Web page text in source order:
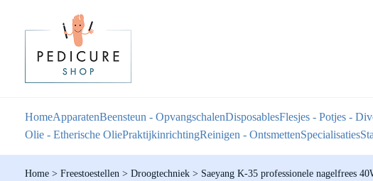
HomeApparatenBeensteun - OpvangschalenDisposablesFlesjes - Potjes -
Olie - Etherische OliePraktijkinrichtingReinigen - OntsmettenSpecialisaties
Home > Freestoestellen > Droogtechniek > Saeyang K-35 professionele nagelfrees